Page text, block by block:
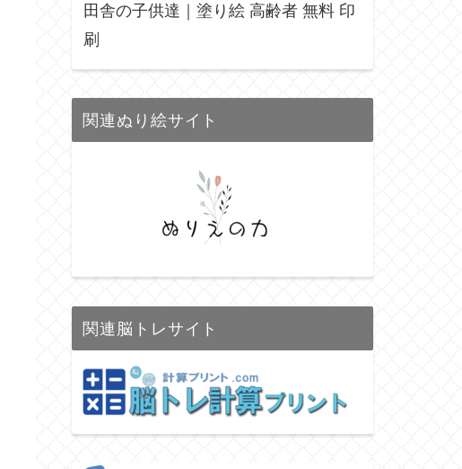
田舎の子供達｜塗り絵 高齢者 無料 印
刷
関連ぬり絵サイト
関連脳トレサイト